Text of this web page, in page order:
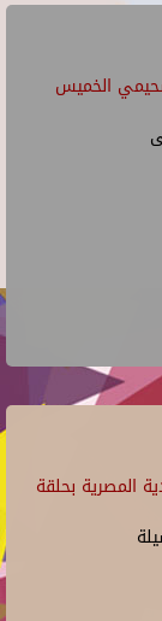
الخميس
المصرية بحلقة